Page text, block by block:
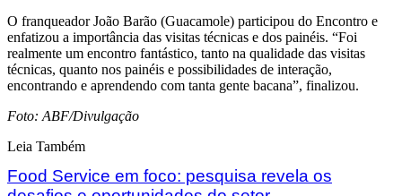
O franqueador João Barão (Guacamole) participou do Encontro e
enfatizou a importância das visitas técnicas e dos painéis. “Foi
realmente um encontro fantástico, tanto na qualidade das visitas
técnicas, quanto nos painéis e possibilidades de interação,
encontrando e aprendendo com tanta gente bacana”, finalizou.
Foto: ABF/Divulgação
Leia Também
Food Service em foco: pesquisa revela os